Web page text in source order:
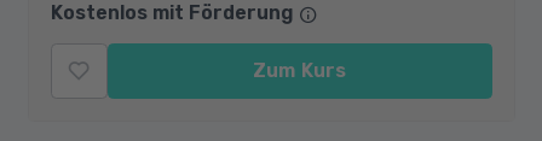
Kostenlos mit Förderung
Zum Kurs